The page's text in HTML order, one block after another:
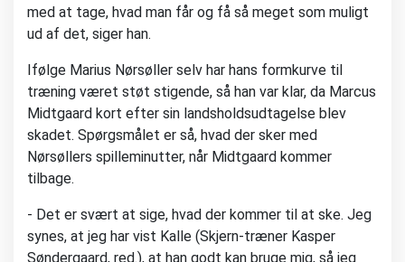
med at tage, hvad man får og få så meget som muligt
ud af det, siger han.
Ifølge Marius Nørsøller selv har hans formkurve til
træning været støt stigende, så han var klar, da Marcus
Midtgaard kort efter sin landsholdsudtagelse blev
skadet. Spørgsmålet er så, hvad der sker med
Nørsøllers spilleminutter, når Midtgaard kommer
tilbage.
- Det er svært at sige, hvad der kommer til at ske. Jeg
synes, at jeg har vist Kalle (Skjern-træner Kasper
Søndergaard, red.), at han godt kan bruge mig, så jeg